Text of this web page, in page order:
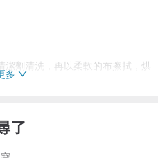
潔劑清洗，再以柔軟的布擦拭，烘
，避免頑垢殘留。
多
了